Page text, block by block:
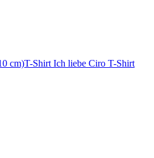
cm)T-Shirt Ich liebe Ciro T-Shirt